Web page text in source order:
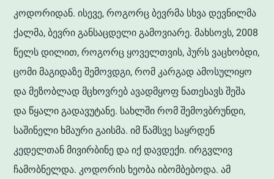
კოდორიდან. ისევე, როგორც ბევრმა სხვა დევნილმა
ქალმა, ბევრი განსაცდელი გამოვიარე. მახსოვს, 2008
წელს დილით, როგორც ყოველთვის, პურს ვაცხობდი,
ცომი მაგიდაზე შემოვდგი, რომ კარგად ამოსულიყო
და მეზობლად მცხოვრებ ავადმყოფ ნათესავს შეშა
და წყალი გადავუტანე. სახლში რომ შემოვბრუნდი,
საშინელი ხმაური გაისმა. იმ წამსვე საყრდენ
კედელთან მივირბინე და იქ დავდექი. ირგვლივ
ჩამობნელდა. კოდორის ხეობა იბომბებოდა. ამ